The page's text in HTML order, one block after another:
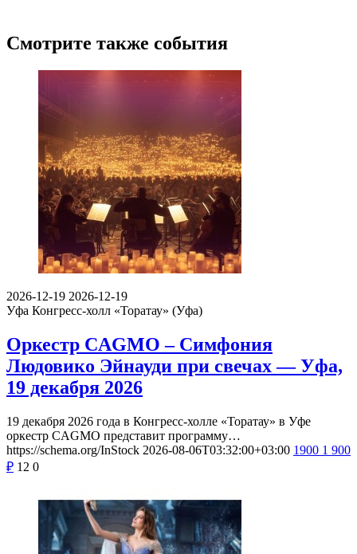
Смотрите также события
2026-12-19 2026-12-19
Уфа Конгресс-холл «Торатау» (Уфа)
Оркестр CAGMO – Симфония
Людовико Эйнауди при свечах — Уфа,
19 декабря 2026
19 декабря 2026 года в Конгресс-холле «Торатау» в Уфе
оркестр CAGMO представит программу…
https://schema.org/InStock 2026-08-06T03:32:00+03:00 1900 1 900
₽ 12 0